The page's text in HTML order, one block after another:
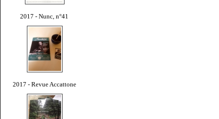
2017 - Nunc, n°41
2017 - Revue Accattone